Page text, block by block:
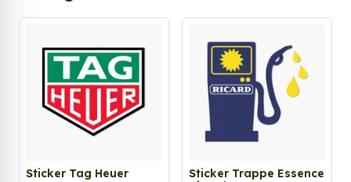
Sticker Tag Heuer
Sticker Trappe Essence